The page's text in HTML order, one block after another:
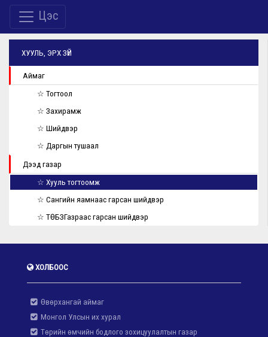
Цэс
ХУУЛЬ, ЭРХ ЗҮЙ
Аймаг
☆ Тогтоол
☆ Захирамж
☆ Шийдвэр
☆ Даргын тушаал
Дээд газар
☆ Хууль тогтоомж
☆ Сангийн яамнаас гарсан шийдвэр
☆ ТӨБЗГазраас гарсан шийдвэр
ХОЛБООС
Өвөрхангай аймаг
Монгол Улсын их хурал
Төрийн өмчийн бодлого зохицуулалтын газар